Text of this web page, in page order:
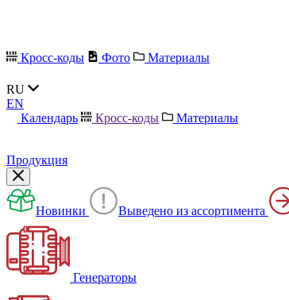
Кросс-коды Фото Материалы
RU
EN
Календарь
Кросс-коды Материалы
Продукция
Новинки Выведено из ассортимента
Генераторы